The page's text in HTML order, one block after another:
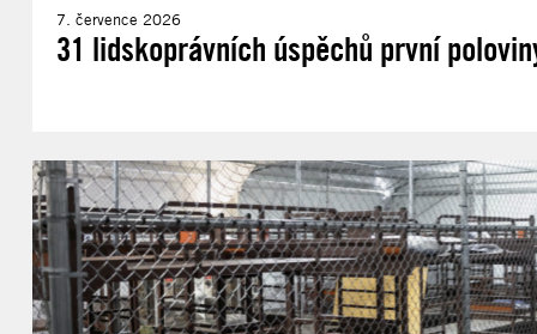
7. července 2026
31 lidskoprávních úspěchů první